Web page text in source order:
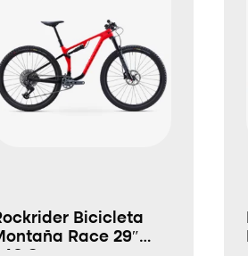
Bicicleta
Race 29″